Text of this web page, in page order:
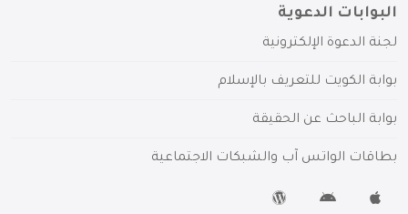
البوابات الدعوية
لجنة الدعوة الإلكترونية
بوابة الكويت للتعريف بالإسلام
بوابة الباحث عن الحقيقة
بطاقات الواتس آب والشبكات الاجتماعية